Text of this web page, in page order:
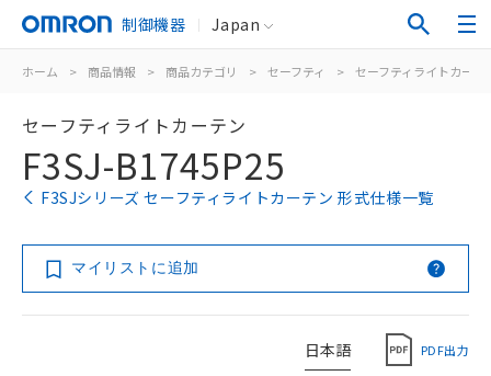
制御機器 Japan
ホーム > 商品情報 > 商品カテゴリ > セーフティ > セーフティライトカー
セーフティライトカーテン
F3SJ-B1745P25
F3SJシリーズ セーフティライトカーテン 形式仕様一覧
マイリストに追加
日本語 PDF出力